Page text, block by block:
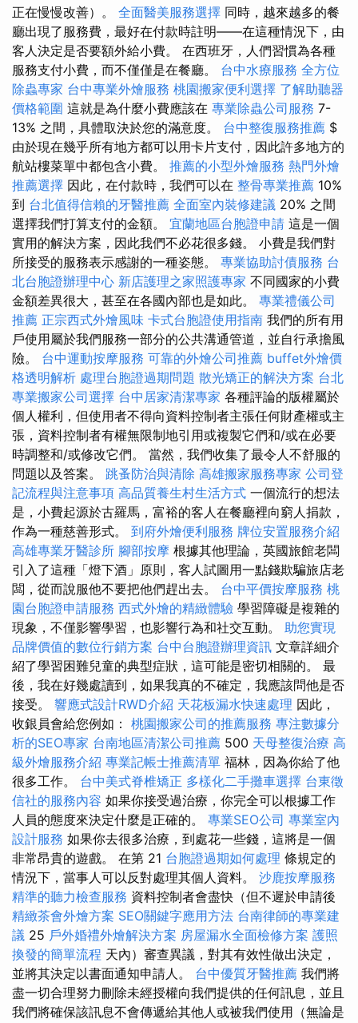
正在慢慢改善）。 全面醫美服務選擇 同時，越來越多的餐
廳出現了服務費，最好在付款時註明——在這種情況下，由
客人決定是否要額外給小費。 在西班牙，人們習慣為各種
服務支付小費，而不僅僅是在餐廳。 台中水療服務 全方位
除蟲專家 台中專業外燴服務 桃園搬家便利選擇 了解助聽器
價格範圍 這就是為什麼小費應該在 專業除蟲公司服務 7-
13% 之間，具體取決於您的滿意度。 台中整復服務推薦 $
由於現在幾乎所有地方都可以用卡片支付，因此許多地方的
航站樓菜單中都包含小費。 推薦的小型外燴服務 熱門外燴
推薦選擇 因此，在付款時，我們可以在 整骨專業推薦 10%
到 台北值得信賴的牙醫推薦 全面室內裝修建議 20% 之間
選擇我們打算支付的金額。 宜蘭地區台胞證申請 這是一個
實用的解決方案，因此我們不必花很多錢。 小費是我們對
所接受的服務表示感謝的一種姿態。 專業協助討債服務 台
北台胞證辦理中心 新店護理之家照護專家 不同國家的小費
金額差異很大，甚至在各國內部也是如此。 專業禮儀公司
推薦 正宗西式外燴風味 卡式台胞證使用指南 我們的所有用
戶使用屬於我們服務一部分的公共溝通管道，並自行承擔風
險。 台中運動按摩服務 可靠的外燴公司推薦 buffet外燴價
格透明解析 處理台胞證過期問題 散光矯正的解決方案 台北
專業搬家公司選擇 台中居家清潔專家 各種評論的版權屬於
個人權利，但使用者不得向資料控制者主張任何財產權或主
張，資料控制者有權無限制地引用或複製它們和/或在必要
時調整和/或修改它們。 當然，我們收集了最令人不舒服的
問題以及答案。 跳蚤防治與清除 高雄搬家服務專家 公司登
記流程與注意事項 高品質養生村生活方式 一個流行的想法
是，小費起源於古羅馬，富裕的客人在餐廳裡向窮人捐款，
作為一種慈善形式。 到府外燴便利服務 牌位安置服務介紹
高雄專業牙醫診所 腳部按摩 根據其他理論，英國旅館老闆
引入了這種「燈下酒」原則，客人試圖用一點錢欺騙旅店老
闆，從而說服他不要把他們趕出去。 台中平價按摩服務 桃
園台胞證申請服務 西式外燴的精緻體驗 學習障礙是複雜的
現象，不僅影響學習，也影響行為和社交互動。 助您實現
品牌價值的數位行銷方案 台中台胞證辦理資訊 文章詳細介
紹了學習困難兒童的典型症狀，這可能是密切相關的。 最
後，我在好幾處讀到，如果我真的不確定，我應該問他是否
接受。 響應式設計RWD介紹 天花板漏水快速處理 因此，
收銀員會給您例如： 桃園搬家公司的推薦服務 專注數據分
析的SEO專家 台南地區清潔公司推薦 500 天母整復治療 高
級外燴服務介紹 專業記帳士推薦清單 福林，因為你給了他
很多工作。 台中美式脊椎矯正 多樣化二手攤車選擇 台東徵
信社的服務內容 如果你接受過治療，你完全可以根據工作
人員的態度來決定什麼是正確的。 專業SEO公司 專業室內
設計服務 如果你去很多治療，到處花一些錢，這將是一個
非常昂貴的遊戲。 在第 21 台胞證過期如何處理 條規定的
情況下，當事人可以反對處理其個人資料。 沙鹿按摩服務
精準的聽力檢查服務 資料控制者會盡快（但不遲於申請後
精緻茶會外燴方案 SEO關鍵字應用方法 台南律師的專業建
議 25 戶外婚禮外燴解決方案 房屋漏水全面檢修方案 護照
換發的簡單流程 天內）審查異議，對其有效性做出決定，
並將其決定以書面通知申請人。 台中優質牙醫推薦 我們將
盡一切合理努力刪除未經授權向我們提供的任何訊息，並且
我們將確保該訊息不會傳遞給其他人或被我們使用（無論是